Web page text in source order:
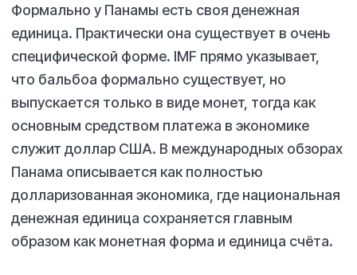
Формально у Панамы есть своя денежная
единица. Практически она существует в очень
специфической форме. IMF прямо указывает,
что бальбоа формально существует, но
выпускается только в виде монет, тогда как
основным средством платежа в экономике
служит доллар США. В международных обзорах
Панама описывается как полностью
долларизованная экономика, где национальная
денежная единица сохраняется главным
образом как монетная форма и единица счёта.